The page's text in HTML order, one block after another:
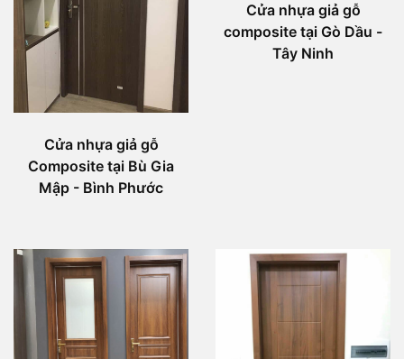
Cửa nhựa giả gỗ
Composite tại Bù Gia
Mập - Bình Phước
Cửa nhựa giả gỗ
composite tại Gò Dầu -
Tây Ninh